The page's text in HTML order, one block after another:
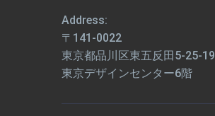
Address:
〒141-0022
東京都品川区東五反田5-25-19
東京デザインセンター6階